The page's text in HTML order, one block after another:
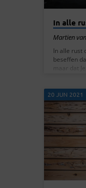
In alle
Martien
In alle rust
beseffen
maar dat
de
Jezus
en zei: Mij
en op
de volken,
20 JUN 2021